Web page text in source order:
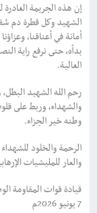
إن هذه الجريمة الغادرة
الشهيد وكل قطرة دم
أمانة في أعناقنا،
بدأه، حتى نرفع راية
الغالية.
رحم الله الشهيد
والشهداء، وربط على
وطنه خير الجزاء.
الرحمة والخلود
والعار للمليشيات
قيادة قوات المقاومة
7 يونيو 2026م